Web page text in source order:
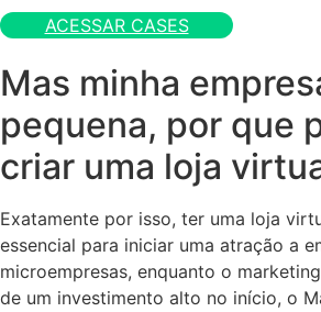
ACESSAR CASES
Mas minha
pequena, por que
criar uma loja
Exatamente por isso, ter uma loja
essencial para iniciar uma atração a
microempresas, enquanto o
de um investimento alto no início, o